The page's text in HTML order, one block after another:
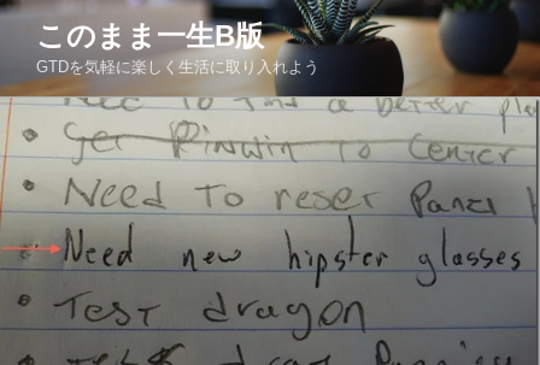
コ
ン
ツ
へ
ス
キ
ッ
プ
このまま一生Β版
GTDを気軽に楽しく生活に取り入れよう